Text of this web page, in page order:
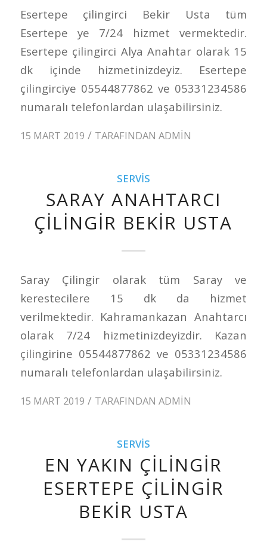
Esertepe çilingirci Bekir Usta tüm
Esertepe ye 7/24 hizmet vermektedir.
Esertepe çilingirci Alya Anahtar olarak 15
dk içinde hizmetinizdeyiz. Esertepe
çilingirciye 05544877862 ve 05331234586
numaralı telefonlardan ulaşabilirsiniz.
15 MART 2019 / TARAFINDAN ADMIN
SERVIS
SARAY ANAHTARCI
ÇILINGIR BEKIR USTA
Saray Çilingir olarak tüm Saray ve
kerestecilere 15 dk da hizmet
verilmektedir. Kahramankazan Anahtarcı
olarak 7/24 hizmetinizdeyizdir. Kazan
çilingirine 05544877862 ve 05331234586
numaralı telefonlardan ulaşabilirsiniz.
15 MART 2019 / TARAFINDAN ADMIN
SERVIS
EN YAKIN ÇILINGIR
ESERTEPE ÇILINGIR
BEKIR USTA